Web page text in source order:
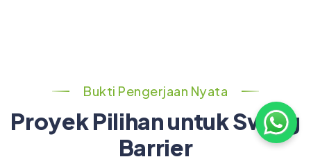
Bukti Pengerjaan Nyata
Proyek Pilihan untuk Swing
Barrier